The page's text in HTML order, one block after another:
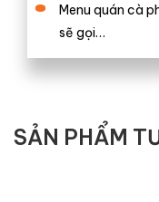
Menu quán cà
sẽ gọi…
SẢN PHẨM